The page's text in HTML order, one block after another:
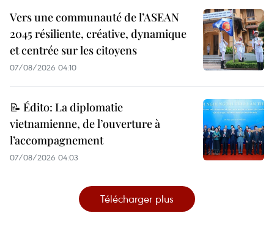
Vers une communauté de l’ASEAN
2045 résiliente, créative, dynamique
et centrée sur les citoyens
07/08/2026 04:10
📝 Édito: La diplomatie
vietnamienne, de l’ouverture à
l’accompagnement
07/08/2026 04:03
Télécharger plus